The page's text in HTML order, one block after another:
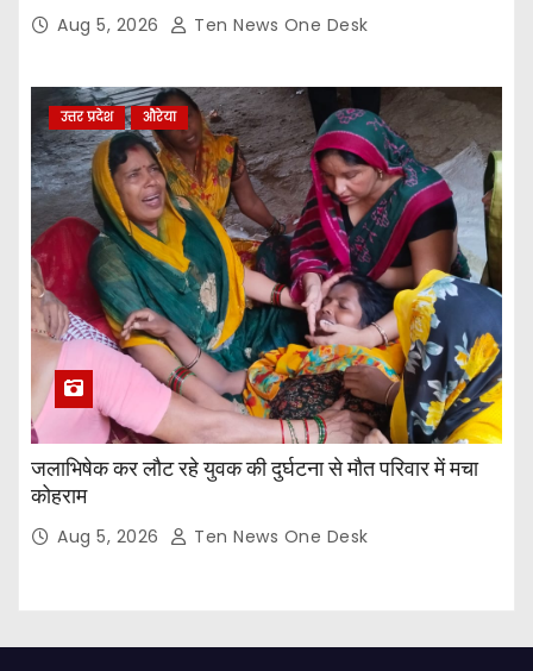
Aug 5, 2026 Ten News One Desk
उत्तर प्रदेश औरेया
जलाभिषेक कर लौट रहे युवक की दुर्घटना से मौत परिवार में मचा
कोहराम
Aug 5, 2026 Ten News One Desk